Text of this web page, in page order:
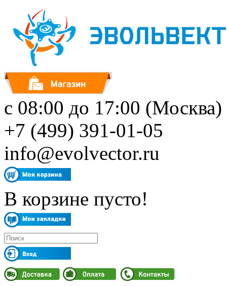
с 08:00 до 17:00 (Москва)
+7 (499) 391-01-05
info@evolvector.ru
В корзине пусто!